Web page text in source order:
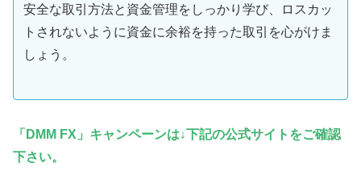
安全な取引方法と資金管理をしっかり学び、ロスカッ
トされないように資金に余裕を持った取引を心がけま
しょう。
「DMM FX」キャンペーンは↓下記の公式サイトをご確認
下さい。